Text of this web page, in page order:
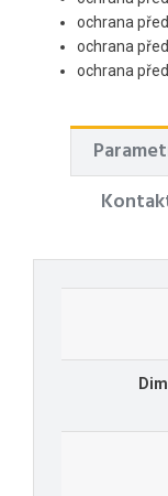
ochrana
ochrana
ochrana